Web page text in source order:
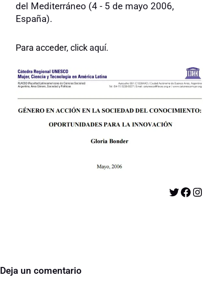
del Mediterráneo (4 - 5 de mayo 2006,
España).
Para acceder, click aquí.
Twitter Facebook Instagram
Deja un comentario